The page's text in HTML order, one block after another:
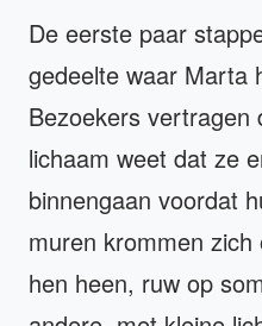
De eerste paar
gedeelte waar Marta
Bezoekers vertragen
lichaam weet dat ze
binnengaan voordat
muren krommen
hen heen, ruw op